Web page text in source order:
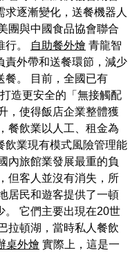
逐漸變化，送餐機器人
團與中國食品協會聯合
行。
自助餐外燴 青龍智
責外帶和送餐環節，減少
餐。 目前，全國已有
造更安全的「無接觸配
，使得飯店企業整體獲
餐飲業以人工、租金為
飲業現有模式風險管理能
內旅館業發展最重的負
但客人並沒有消失，所
居民和遊客提供了一頓
。 它們主要出現在20世
拉頓湖，當時私人餐飲
桌外燴 實際上，這是一